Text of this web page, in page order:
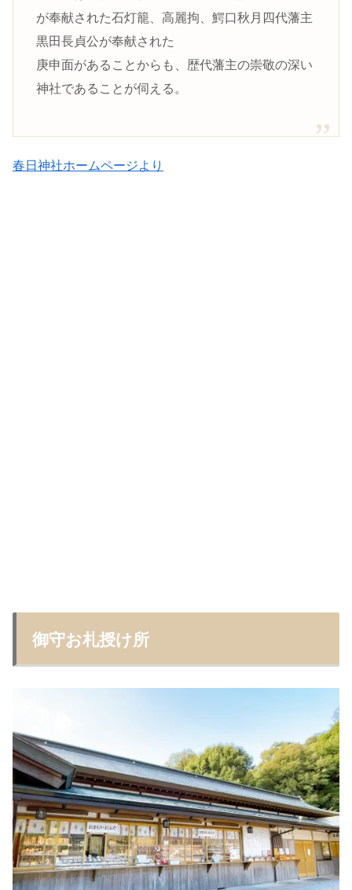
が奉献された石灯籠、高麗拘、鰐口秋月四代藩主
黒田長貞公が奉献された
庚申面があることからも、歴代藩主の崇敬の深い
神社であることが伺える。
春日神社ホームページより
御守お札授け所